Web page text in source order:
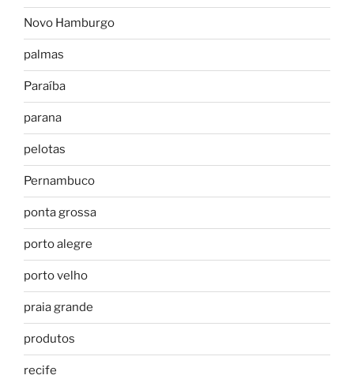
Novo Hamburgo
palmas
Paraíba
parana
pelotas
Pernambuco
ponta grossa
porto alegre
porto velho
praia grande
produtos
recife